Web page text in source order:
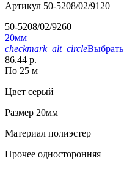
Артикул 50-5208/02/9120
50-5208/02/9260
20мм
checkmark_alt_circleВыбрать
86.44 р.
По 25 м
Цвет серый
Размер 20мм
Материал полиэстер
Прочее односторонняя